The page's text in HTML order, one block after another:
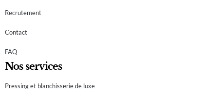
Recrutement
Contact
FAQ
Nos services
Pressing et blanchisserie de luxe